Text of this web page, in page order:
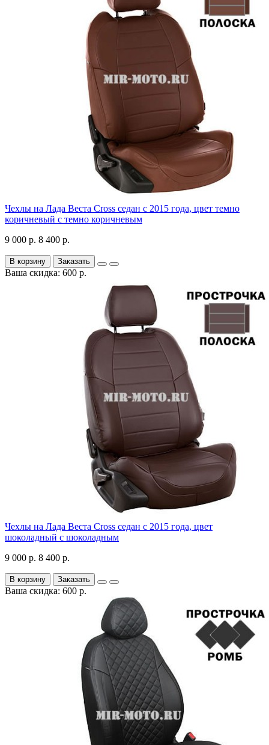
Чехлы на Лада Веста Cross седан с 2015 года, цвет темно
коричневый с темно коричневым
9 000 р. 8 400 р.
В корзину Заказать
Ваша скидка: 600 р.
Чехлы на Лада Веста Cross седан с 2015 года, цвет
шоколадный с шоколадным
9 000 р. 8 400 р.
В корзину Заказать
Ваша скидка: 600 р.